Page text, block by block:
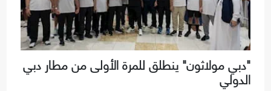
"دبي مولاثون" ينطلق للمرة الأولى من مطار دبي
الدولي